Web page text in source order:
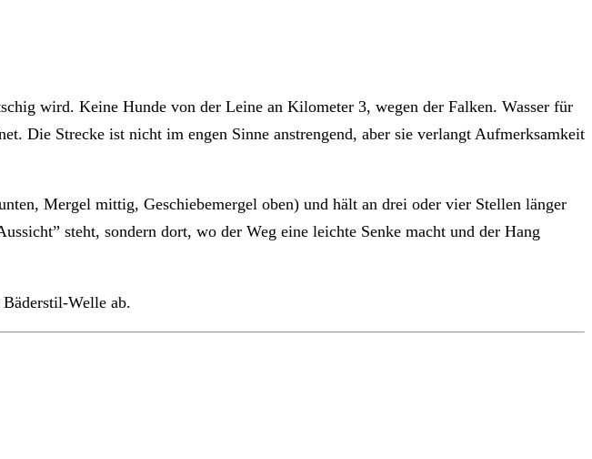
wird. Keine Hunde von der Leine an Kilometer 3, wegen der Falken. Wasser für
Die Strecke ist nicht im engen Sinne anstrengend, aber sie verlangt Aufmerksamkeit
Mergel mittig, Geschiebemergel oben) und hält an drei oder vier Stellen länger
steht, sondern dort, wo der Weg eine leichte Senke macht und der Hang
Welle ab.